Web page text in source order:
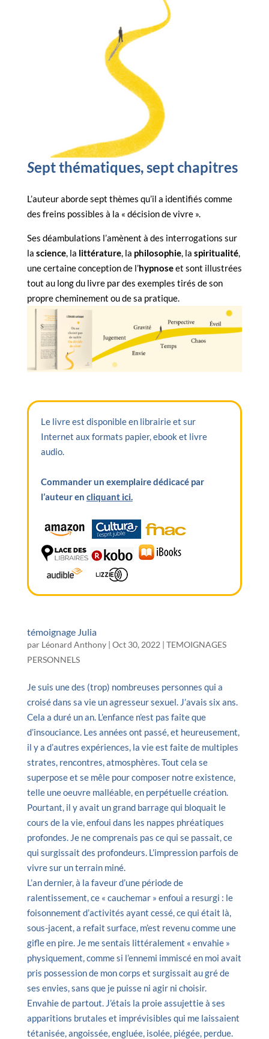
Sept thématiques, sept chapitres
L’auteur aborde sept thèmes qu’il a identifiés comme
des freins possibles à la « décision de vivre ».
Ses déambulations l’amènent à des interrogations sur
la science, la littérature, la philosophie, la spiritualité,
une certaine conception de l’hypnoseet sont illustrées
tout au long du livre par des exemples tirés de son
propre cheminement ou de sa pratique.
Le livre est disponible en librairie et sur
Internet aux formats papier, ebook et livre
audio.
Commander un exemplaire dédicacé par
l’auteur en cliquant ici.
témoignage Julia
par Léonard Anthony| Oct 30, 2022 | TEMOIGNAGES
PERSONNELS
Je suis une des (trop) nombreuses personnes qui a
croisé dans sa vie un agresseur sexuel. J’avais six ans.
Cela a duré un an. L’enfance n’est pas faite que
d’insouciance. Les années ont passé, et heureusement,
il y a d’autres expériences, la vie est faite de multiples
strates, rencontres, atmosphères. Tout cela se
superpose et se mêle pour composer notre existence,
telle une oeuvre malléable, en perpétuelle création.
Pourtant, il y avait un grand barrage qui bloquait le
cours de la vie, enfoui dans les nappes phréatiques
profondes. Je ne comprenais pas ce qui se passait, ce
qui surgissait des profondeurs. L’impression parfois de
vivre sur un terrain miné.
L’an dernier, à la faveur d’une période de
ralentissement, ce « cauchemar » enfoui a resurgi : le
foisonnement d’activités ayant cessé, ce qui était là,
sous-jacent, a refait surface, m’est revenu comme une
gifle en pire. Je me sentais littéralement « envahie »
physiquement, comme si l’ennemi immiscé en moi avait
pris possession de mon corps et surgissait au gré de
ses envies, sans que je puisse ni agir ni choisir.
Envahie de partout. J’étais la proie assujettie à ses
apparitions brutales et imprévisibles qui me laissaient
tétanisée, angoissée, engluée, isolée, piégée, perdue.